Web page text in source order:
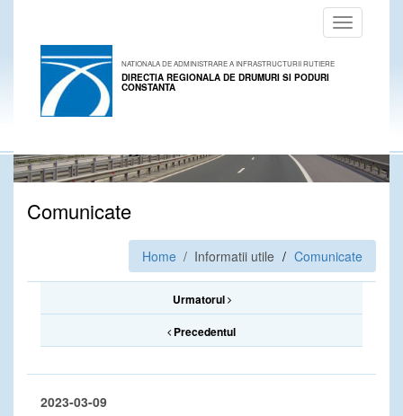
Toggle
navigation
NATIONALA DE ADMINISTRARE A INFRASTRUCTURII RUTIERE
DIRECTIA REGIONALA DE DRUMURI SI PODURI
CONSTANTA
Comunicate
Home / Informatii utile Comunicate
Urmatorul
Precedentul
2023-03-09